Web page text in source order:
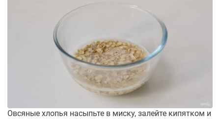
Овсяные хлопья насыпьте в миску, залейте кипятком и